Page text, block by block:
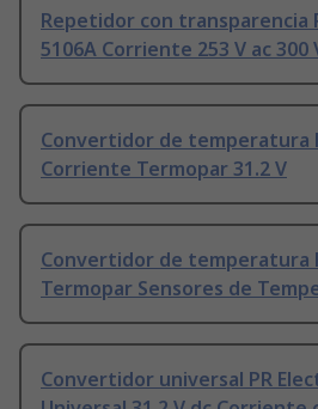
Repetidor con transparencia
5106A Corriente 253 V ac
Convertidor de temperatura
Corriente Termopar 31.2 V
Convertidor de temperatura
Termopar Sensores de
Convertidor universal PR